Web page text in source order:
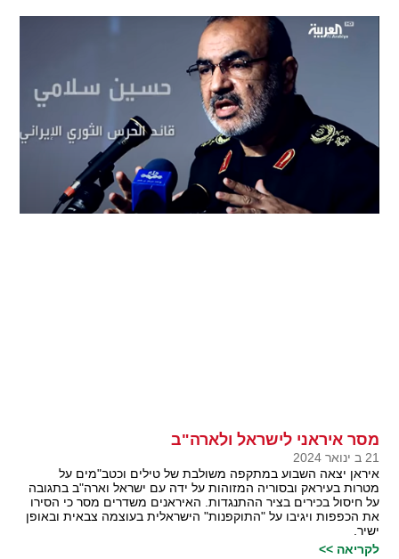
מסר איראני לישראל ולארה"ב
21 ב ינואר 2024
איראן יצאה השבוע במתקפה משולבת של טילים וכטב"מים על
מטרות בעיראק ובסוריה המזוהות על ידה עם ישראל וארה"ב בתגובה
על חיסול בכירים בציר ההתנגדות. האיראנים משדרים מסר כי הסירו
את הכפפות ויגיבו על "התוקפנות" הישראלית בעוצמה צבאית ובאופן
ישיר.
לקריאה >>